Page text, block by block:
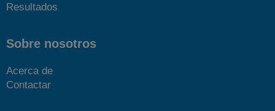
Resultados
Sobre nosotros
Acerca de
Contactar